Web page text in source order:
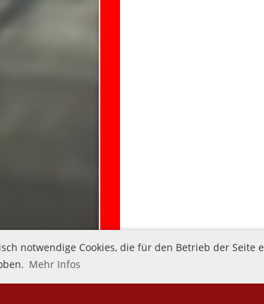
notwendige Cookies, die für den Betrieb der
Mehr Infos